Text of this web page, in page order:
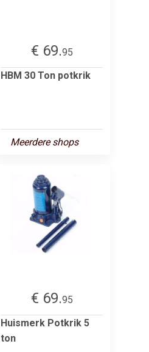
€ 69.95
HBM 30 Ton potkrik
Meerdere shops
€ 69.95
Huismerk Potkrik 5
ton